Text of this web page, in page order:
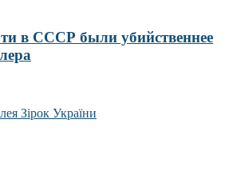
в СССР были убийственнее
Зірок України